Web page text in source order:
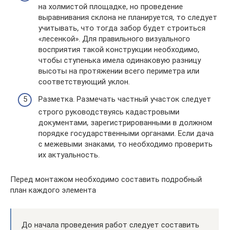
на холмистой площадке, но проведение
выравнивания склона не планируется, то следует
учитывать, что тогда забор будет строиться
«лесенкой». Для правильного визуального
восприятия такой конструкции необходимо,
чтобы ступенька имела одинаковую разницу
высоты на протяжении всего периметра или
соответствующий уклон.
Разметка. Размечать частный участок следует
строго руководствуясь кадастровыми
документами, зарегистрированными в должном
порядке государственными органами. Если дача
с межевыми знаками, то необходимо проверить
их актуальность.
Перед монтажом необходимо составить подробный
план каждого элемента
До начала проведения работ следует составить